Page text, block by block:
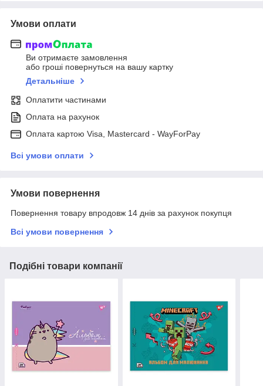
Умови оплати
Ви отримаєте замовлення
або гроші повернуться на вашу картку
Детальніше
Оплатити частинами
Оплата на рахунок
Оплата картою Visa, Mastercard - WayForPay
Всі умови оплати
Умови повернення
Повернення товару впродовж 14 днів за рахунок покупця
Всі умови повернення
Подібні товари компанії